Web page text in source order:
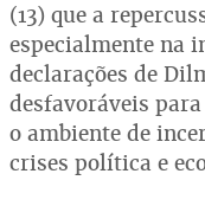
(13) que a
especialmente na
declarações de
desfavoráveis
o ambiente de
crises política e